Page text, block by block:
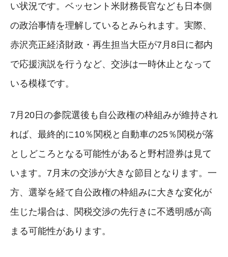
い状況です。ベッセント米財務長官なども日本側
の政治事情を理解しているとみられます。実際、
赤沢亮正経済財政・再生担当大臣が7月8日に都内
で応援演説を行うなど、交渉は一時休止となって
いる模様です。
7月20日の参院選後も自公政権の枠組みが維持され
れば、最終的に10％関税と自動車の25％関税が落
としどころとなる可能性があると野村證券は見て
います。7月末の交渉が大きな節目となります。一
方、選挙を経て自公政権の枠組みに大きな変化が
生じた場合は、関税交渉の先行きに不透明感が高
まる可能性があります。